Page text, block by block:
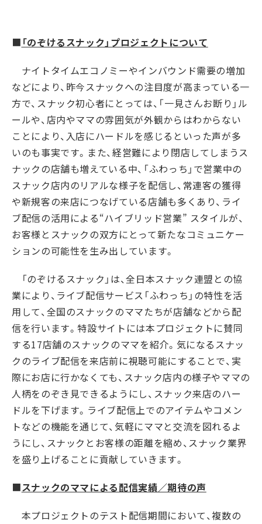
■ 「のぞけるスナック」プロジェクトについて
ナイトタイムエコノミーやインバウンド需要の増加
などにより、昨今スナックへの注目度が高まっている一
方で、スナック初心者にとっては、「一見さんお断り」ル
ールや、店内やママの雰囲気が外観からはわからない
ことにより、入店にハードルを感じるといった声が多
いのも事実です。また、経営難により閉店してしまうス
ナックの店舗も増えている中、「ふわっち」で営業中の
スナック店内のリアルな様子を配信し、常連客の獲得
や新規客の来店につなげている店舗も多くあり、ライ
ブ配信の活用による“ハイブリッド営業” スタイルが、
お客様とスナックの双方にとって新たなコミュニケー
ションの可能性を生み出しています。
「のぞけるスナック」は、全日本スナック連盟との協
業により、ライブ配信サービス「ふわっち」の特性を活
用して、全国のスナックのママたちが店舗などから配
信を行います。特設サイトには本プロジェクトに賛同
する17店舗のスナックのママを紹介。気になるスナッ
クのライブ配信を来店前に視聴可能にすることで、実
際にお店に行かなくても、スナック店内の様子やママの
人柄をのぞき見できるようにし、スナック来店のハー
ドルを下げます。ライブ配信上でのアイテムやコメン
トなどの機能を通じて、気軽にママと交流を図れるよ
うにし、スナックとお客様の距離を縮め、スナック業界
を盛り上げることに貢献していきます。
■スナックのママによる配信実績／期待の声
本プロジェクトのテスト配信期間において、複数の